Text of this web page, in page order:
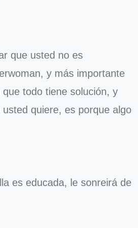
que usted no es
y más importante
todo tiene solución, y
quiere, es porque algo
es educada, le sonreirá de